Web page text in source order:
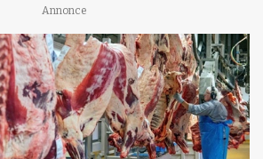
Annonce